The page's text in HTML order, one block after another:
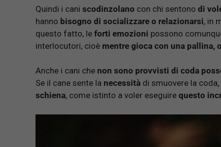
Quindi i cani scodinzolano con chi sentono di
hanno bisogno di socializzare o relazionarsi, in
questo fatto, le forti emozioni possono
interlocutori, cioè mentre gioca con una pallina,
Anche i cani che non sono provvisti di coda
Se il cane sente la necessità di smuovere la
schiena, come istinto a voler eseguire questo